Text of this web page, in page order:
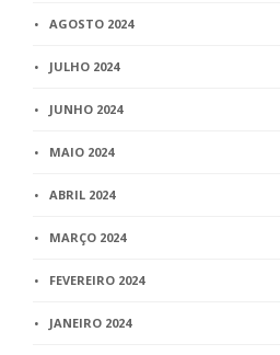
AGOSTO 2024
JULHO 2024
JUNHO 2024
MAIO 2024
ABRIL 2024
MARÇO 2024
FEVEREIRO 2024
JANEIRO 2024